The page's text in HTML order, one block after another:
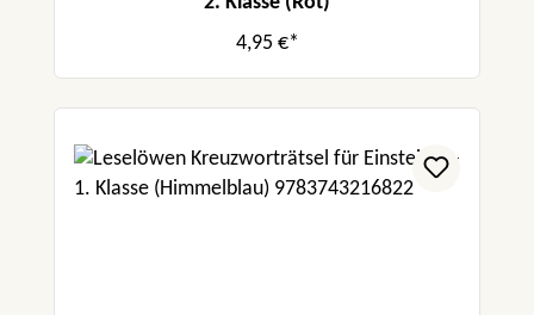
4,95 €*